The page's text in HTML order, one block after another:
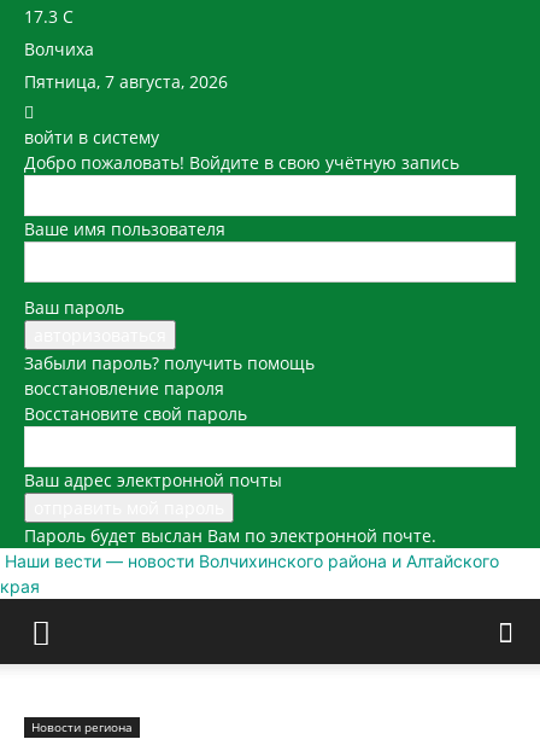
17.3 C
Волчиха
Пятница, 7 августа, 2026
войти в систему
Добро пожаловать! Войдите в свою учётную запись
Ваше имя пользователя
Ваш пароль
Забыли пароль? получить помощь
восстановление пароля
Восстановите свой пароль
Ваш адрес электронной почты
Пароль будет выслан Вам по электронной почте.
Наши вести — новости Волчихинского района и Алтайского
края
Новости региона